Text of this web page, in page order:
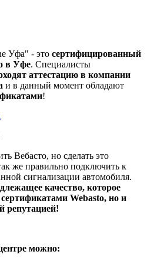
Уфа" - это сертифицированный
в Уфе. Специалисты
аттестацию в компании
и в данный момент обладают
!
Вебасто, но сделать это
же правильно подключить к
сигнализации автомобиля.
качество, которое
Webasto, но и
репутацией!
можно: